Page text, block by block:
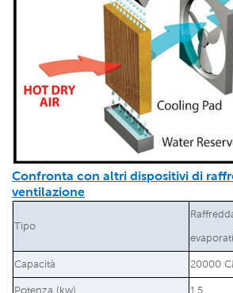
Confronta con altri dispositivi di
ventilazione
Tipo
Capacità 20000
Potenza (kw) 1.5